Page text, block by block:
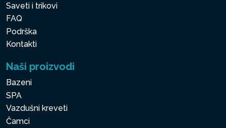
Saveti i trikovi
FAQ
Podrška
Kontakti
Naši proizvodi
Bazeni
SPA
Vazdušni kreveti
Čamci